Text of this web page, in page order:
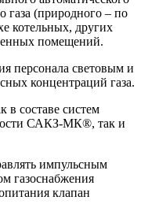
газа (природного – по
котельных, других
помещений.
персонала световым и
концентраций газа.
в составе систем
САКЗ-МК®, так и
импульсным
газо­снабжения
клапан